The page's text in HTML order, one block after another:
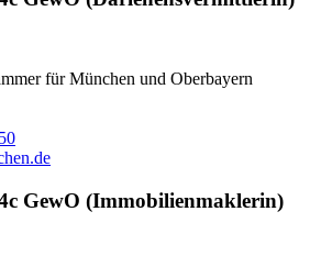
für München und Oberbayern
GewO (Immobilienmaklerin)